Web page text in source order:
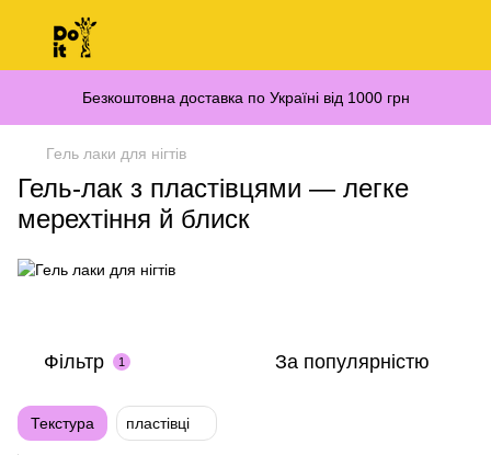
Безкоштовна доставка по Україні від 1000 грн
Гель лаки для нігтів
Гель-лак з пластівцями — легке
мерехтіння й блиск
Фільтр 1 За популярністю
Текстура пластівці